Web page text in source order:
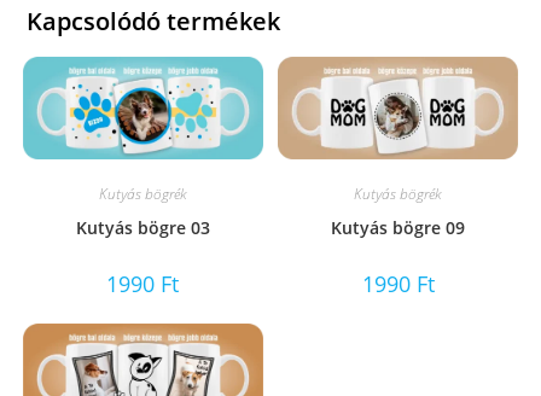
Kapcsolódó termékek
Kutyás bögrék
Kutyás bögre 03
1990 Ft
Kutyás bögrék
Kutyás bögre 09
1990 Ft